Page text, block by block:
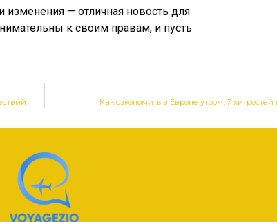
изменения — отличная новость для
к своим правам, и пусть
Как сэкономить в Европе утром: 7 хитростей